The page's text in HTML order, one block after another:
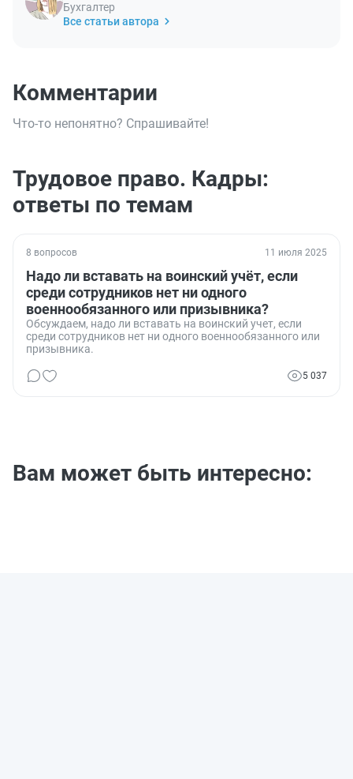
Бухгалтер
Все статьи автора
Комментарии
Что-то непонятно? Спрашивайте!
Трудовое право. Кадры:
ответы по темам
8 вопросов 11 июля 2025
Надо ли вставать на воинский учёт, если
среди сотрудников нет ни одного
военнообязанного или призывника?
Обсуждаем, надо ли вставать на воинский учет, если
среди сотрудников нет ни одного военнообязанного или
призывника.
5 037
Вам может быть интересно: